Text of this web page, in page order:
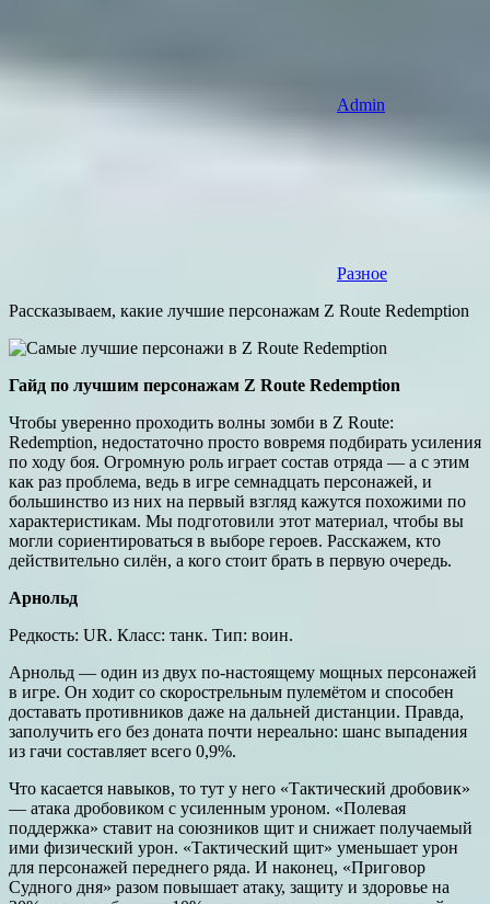
Admin
Разное
Рассказываем, какие лучшие персонажам Z Route Redemption
Гайд по лучшим персонажам Z Route Redemption
Чтобы уверенно проходить волны зомби в Z Route:
Redemption, недостаточно просто вовремя подбирать усиления
по ходу боя. Огромную роль играет состав отряда — а с этим
как раз проблема, ведь в игре семнадцать персонажей, и
большинство из них на первый взгляд кажутся похожими по
характеристикам. Мы подготовили этот материал, чтобы вы
могли сориентироваться в выборе героев. Расскажем, кто
действительно силён, а кого стоит брать в первую очередь.
Арнольд
Редкость: UR. Класс: танк. Тип: воин.
Арнольд — один из двух по-настоящему мощных персонажей
в игре. Он ходит со скорострельным пулемётом и способен
доставать противников даже на дальней дистанции. Правда,
заполучить его без доната почти нереально: шанс выпадения
из гачи составляет всего 0,9%.
Что касается навыков, то тут у него «Тактический дробовик»
— атака дробовиком с усиленным уроном. «Полевая
поддержка» ставит на союзников щит и снижает получаемый
ими физический урон. «Тактический щит» уменьшает урон
для персонажей переднего ряда. И наконец, «Приговор
Судного дня» разом повышает атаку, защиту и здоровье на